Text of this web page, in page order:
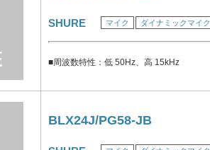
SHURE マイク ダイナミックマイク
■周波数特性：低 50Hz、高 15kHz
BLX24J/PG58-JB